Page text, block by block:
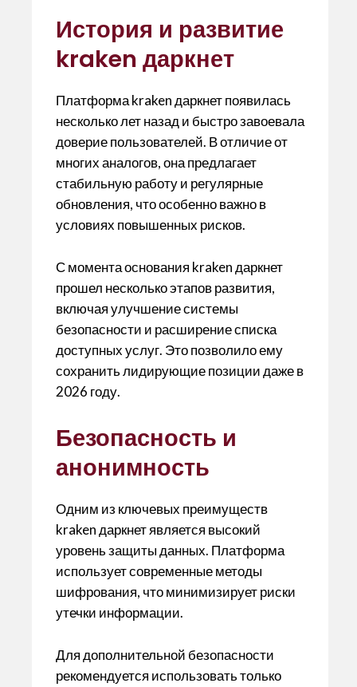
История и развитие
kraken даркнет
Платформа kraken даркнет появилась
несколько лет назад и быстро завоевала
доверие пользователей. В отличие от
многих аналогов, она предлагает
стабильную работу и регулярные
обновления, что особенно важно в
условиях повышенных рисков.
С момента основания kraken даркнет
прошел несколько этапов развития,
включая улучшение системы
безопасности и расширение списка
доступных услуг. Это позволило ему
сохранить лидирующие позиции даже в
2026 году.
Безопасность и
анонимность
Одним из ключевых преимуществ
kraken даркнет является высокий
уровень защиты данных. Платформа
использует современные методы
шифрования, что минимизирует риски
утечки информации.
Для дополнительной безопасности
рекомендуется использовать только